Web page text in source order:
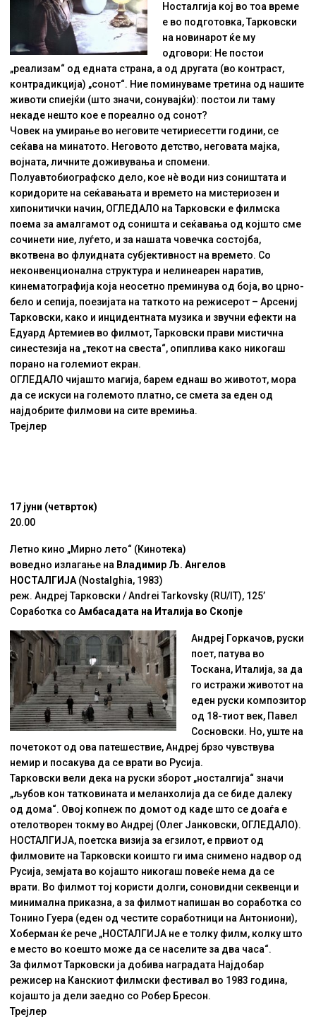
Носталгија кој во тоа време
е во подготовка, Тарковски
на новинарот ќе му
одговори: Не постои
„реализам“ од едната страна, а од другата (во контраст,
контрадикција) „сонот“. Ние поминуваме третина од нашите
животи спиејќи (што значи, сонувајќи): постои ли таму
некаде нешто кое е пореално од сонот?
Човек на умирање во неговите четириесетти години, се
сеќава на минатото. Неговото детство, неговата мајка,
војната, личните доживувања и спомени.
Полуавтобиографско дело, кое нè води низ соништата и
коридорите на сеќавањата и времето на мистериозен и
хипонитички начин, ОГЛЕДАЛО на Тарковски е филмска
поема за амалгамот од соништа и сеќавања од којшто сме
сочинети ние, луѓето, и за нашата човечка состојба,
вкотвена во флуидната субјективност на времето. Со
неконвенционална структура и нелинеарен наратив,
кинематографија која неосетно преминува од боја, во црно-
бело и сепија, поезијата на таткото на режисерот – Арсениј
Тарковски, како и инцидентната музика и звучни ефекти на
Едуард Артемиев во филмот, Тарковски прави мистична
синестезија на „текот на свеста“, опиплива како никогаш
порано на големиот екран.
ОГЛЕДАЛО чијашто магија, барем еднаш во животот, мора
да се искуси на големото платно, се смета за еден од
најдобрите филмови на сите времиња.
Трејлер
17 јуни (четврток)
20.00
Летно кино „Мирно лето“ (Кинотека)
воведно излагање на Владимир Љ. Ангелов
НОСТАЛГИЈА (Nostalghia, 1983)
реж. Андреј Тарковски / Andrei Tarkovsky (RU/IT), 125’
Соработка со Амбасадата на Италија во Скопје
Андреј Горкачов, руски
поет, патува во
Тоскана, Италија, за да
го истражи животот на
еден руски композитор
од 18-тиот век, Павел
Сосновски. Но, уште на
почетокот од ова патешествие, Андреј брзо чувствува
немир и посакува да се врати во Русија.
Тарковски вели дека на руски зборот „носталгија“ значи
„љубов кон татковината и меланхолија да се биде далеку
од дома“. Овој копнеж по домот од каде што се доаѓа е
отелотворен токму во Андреј (Олег Јанковски, ОГЛЕДАЛО).
НОСТАЛГИЈА, поетска визија за егзилот, е првиот од
филмовите на Тарковски коишто ги има снимено надвор од
Русија, земјата во којашто никогаш повеќе нема да се
врати. Во филмот тој користи долги, соновидни секвенци и
минимална приказна, а за филмот напишан во соработка со
Тонино Гуера (еден од честите соработници на Антониони),
Хоберман ќе рече „НОСТАЛГИЈА не е толку филм, колку што
е место во коешто може да се населите за два часа“.
За филмот Тарковски ја добива наградата Најдобар
режисер на Канскиот филмски фестивал во 1983 година,
којашто ја дели заедно со Робер Бресон.
Трејлер